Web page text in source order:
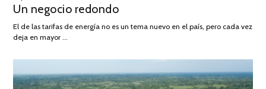
ON
DE
Un negocio redondo
El de las tarifas de energía no es un tema nuevo en el país, pero cada vez
deja en mayor …